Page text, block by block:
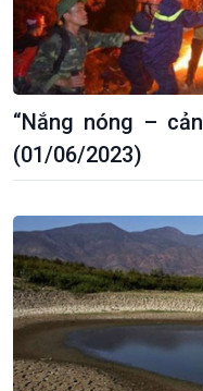
“Nắng nóng –
(01/06/2023)